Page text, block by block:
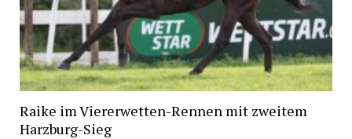
Raike im Viererwetten-Rennen mit zweitem
Harzburg-Sieg